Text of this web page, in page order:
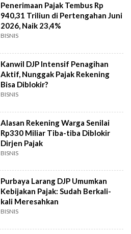
Penerimaan Pajak Tembus Rp
940,31 Triliun di Pertengahan Juni
2026, Naik 23,4%
BISNIS
Kanwil DJP Intensif Penagihan
Aktif, Nunggak Pajak Rekening
Bisa Diblokir?
BISNIS
Alasan Rekening Warga Senilai
Rp330 Miliar Tiba-tiba Diblokir
Dirjen Pajak
BISNIS
Purbaya Larang DJP Umumkan
Kebijakan Pajak: Sudah Berkali-
kali Meresahkan
BISNIS